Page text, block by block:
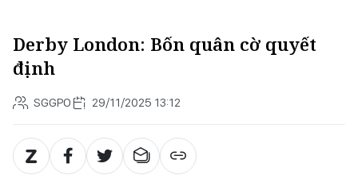
Derby London: Bốn quân cờ quyết
định
SGGPO 29/11/2025 13:12